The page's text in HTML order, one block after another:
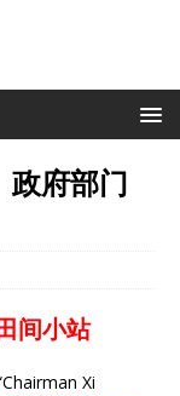
府部门
间小站
Xi